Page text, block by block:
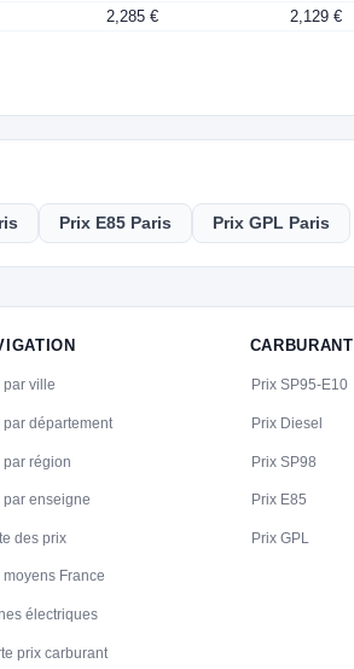
2,285 € 2,129 €
Prix E85 Paris Prix GPL Paris
par ville
par département
par région
par enseigne
des prix
moyens France
électriques
prix carburant
Prix SP95-E10
Prix Diesel
Prix SP98
Prix E85
Prix GPL